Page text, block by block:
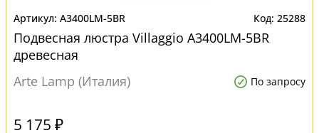
A3400LM-5BR 25288
Подвесная люстра Villaggio A3400LM-5BR
древесная
Arte Lamp (Италия)
По запросу
5 175 ₽